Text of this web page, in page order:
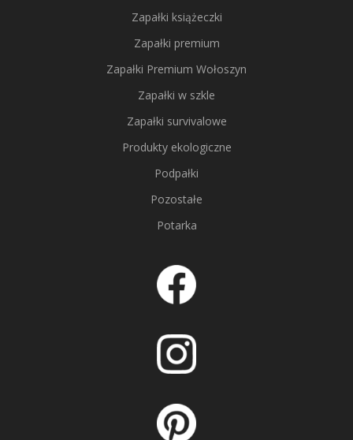
Zapałki książeczki
Zapałki premium
Zapałki Premium Wołoszyn
Zapałki w szkle
Zapałki survivalowe
Produkty ekologiczne
Podpałki
Pozostałe
Potarka